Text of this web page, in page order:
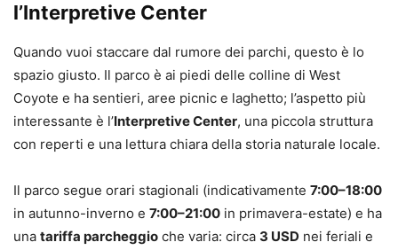
l’Interpretive Center
Quando vuoi staccare dal rumore dei parchi, questo è lo
spazio giusto. Il parco è ai piedi delle colline di West
Coyote e ha sentieri, aree picnic e laghetto; l’aspetto più
interessante è l’Interpretive Center, una piccola struttura
con reperti e una lettura chiara della storia naturale locale.
Il parco segue orari stagionali (indicativamente 7:00–18:00
in autunno-inverno e 7:00–21:00 in primavera-estate) e ha
una tariffa parcheggio che varia: circa 3 USD nei feriali e